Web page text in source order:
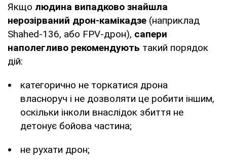
Якщо людина випадково знайшла
нерозірваний дрон-камікадзе (наприклад
Shahed-136, або FPV-дрон), сапери
наполегливо рекомендують такий порядок
дій:
категорично не торкатися дрона
власноруч і не дозволяти це робити іншим,
оскільки інколи внаслідок збиття не
детонує бойова частина;
не рухати дрон;